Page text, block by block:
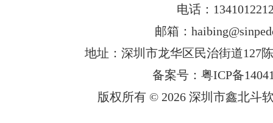
电话：
邮箱：
地址：深圳市龙华区民治街道127
备案号：粤ICP备
版权所有 © 2026 深圳市鑫北斗